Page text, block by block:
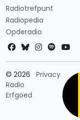
Radiotrefpunt
Radiopedia
Opderadio
© 2026
Radio
Erfgoed
Privacy